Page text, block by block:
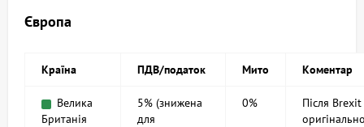
Європа
Країна ПДВ/податок Мито Коментар
Велика
Британія
5% (знижена
для
0%
Після Brexit